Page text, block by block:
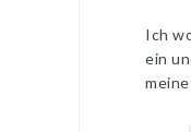
Ich
ein